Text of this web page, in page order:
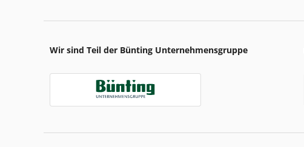
Wir sind Teil der Bünting Unternehmensgruppe